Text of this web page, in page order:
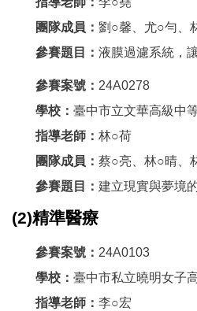
團隊成員： 劉○馨、尤○勻、
參賽題目： 液膜過濾系統，
參賽案號： 24A0278
學校： 臺中市立文華高級中
指導老師： 林○荷
團隊成員： 蔡○亮、林○晴、
參賽題目： 建立現實與夢境
(2)精準醫療
參賽案號： 24A0103
學校： 臺中市私立曉明女子
指導老師： 李○宏